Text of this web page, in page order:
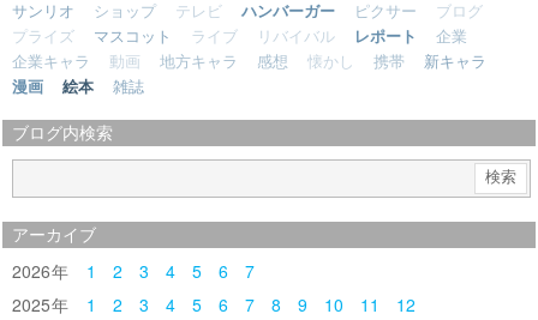
サンリオ
ショップ テレビ ハンバーガー ピクサー
ブログ
プライズ
マスコット ライブ リバイバル レポート
企業
企業キャラ
動画 地方キャラ 感想 懐かし 携帯
新キャラ
漫画
絵本 雑誌
ブログ内検索
アーカイブ
2026 1 2 3 4 5 6
7
2025
1 2 3 4 5 6 7 8 9 10 11
12